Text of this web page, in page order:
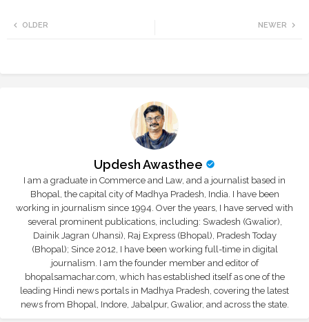
NEWER
OLDER
Updesh Awasthee
I am a graduate in Commerce and Law, and a journalist based in
Bhopal, the capital city of Madhya Pradesh, India. I have been
working in journalism since 1994. Over the years, I have served with
several prominent publications, including: Swadesh (Gwalior),
Dainik Jagran (Jhansi), Raj Express (Bhopal), Pradesh Today
(Bhopal); Since 2012, I have been working full-time in digital
journalism. I am the founder member and editor of
bhopalsamachar.com, which has established itself as one of the
leading Hindi news portals in Madhya Pradesh, covering the latest
news from Bhopal, Indore, Jabalpur, Gwalior, and across the state.